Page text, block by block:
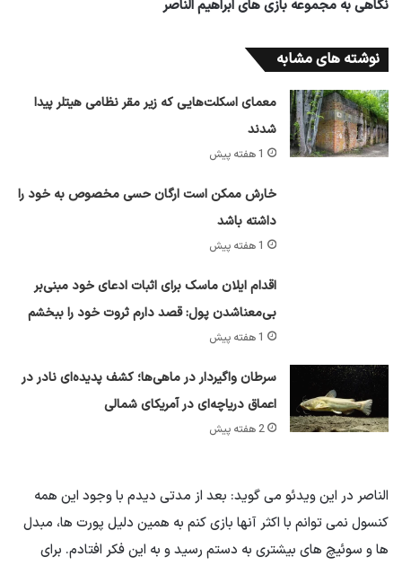
نگاهی به مجموعه بازی های ابراهیم الناصر
نوشته های مشابه
معمای اسکلت‌هایی که زیر مقر نظامی هیتلر پیدا
شدند
1 هفته پیش
خارش ممکن است ارگان حسی مخصوص به خود را
داشته باشد
1 هفته پیش
اقدام ایلان ماسک برای اثبات ادعای خود مبنی‌بر
بی‌معناشدن پول: قصد دارم ثروت خود را ببخشم
1 هفته پیش
سرطان واگیردار در ماهی‌ها؛ کشف پدیده‌ای نادر در
اعماق دریاچه‌ای در آمریکای شمالی
2 هفته پیش
الناصر در این ویدئو می گوید: بعد از مدتی دیدم با وجود این همه
کنسول نمی توانم با اکثر آنها بازی کنم به همین دلیل پورت ها، مبدل
ها و سوئیچ های بیشتری به دستم رسید و به این فکر افتادم. برای